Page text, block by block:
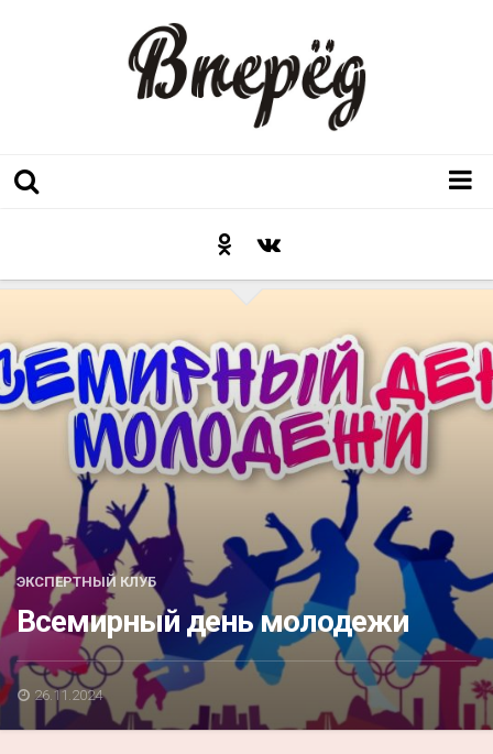
Факт
Неожиданный ракурс
Контакты
Люди родного края
К 70-летию районного Дома культуры
Конкурс
Люди родного края
Национальные проекты
Память
ЭКСПЕРТНЫЙ КЛУБ
Всемирный день молодежи
26.11.2024